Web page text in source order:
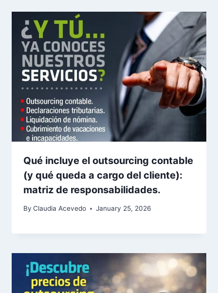
Qué incluye el outsourcing contable
(y qué queda a cargo del cliente):
matriz de responsabilidades.
By Claudia Acevedo January 25, 2026